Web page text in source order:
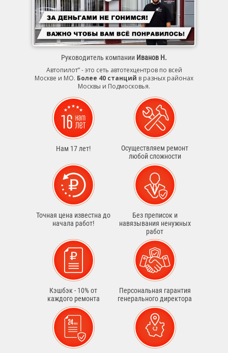
Руководитель компании Иванов Н.
Автопилот” - это сеть автотехцентров по всей
Москве и МО. Более 40 станций в разных районах
Москвы и Подмосковья.
Нам 17 лет!
Осуществляем ремонт
любой сложности
Точная цена известна до
начала работ!
Без преписок и
навязывания ненужных
работ
Кэшбэк - 10% от
каждого ремонта
Персональная гарантия
генерального директора